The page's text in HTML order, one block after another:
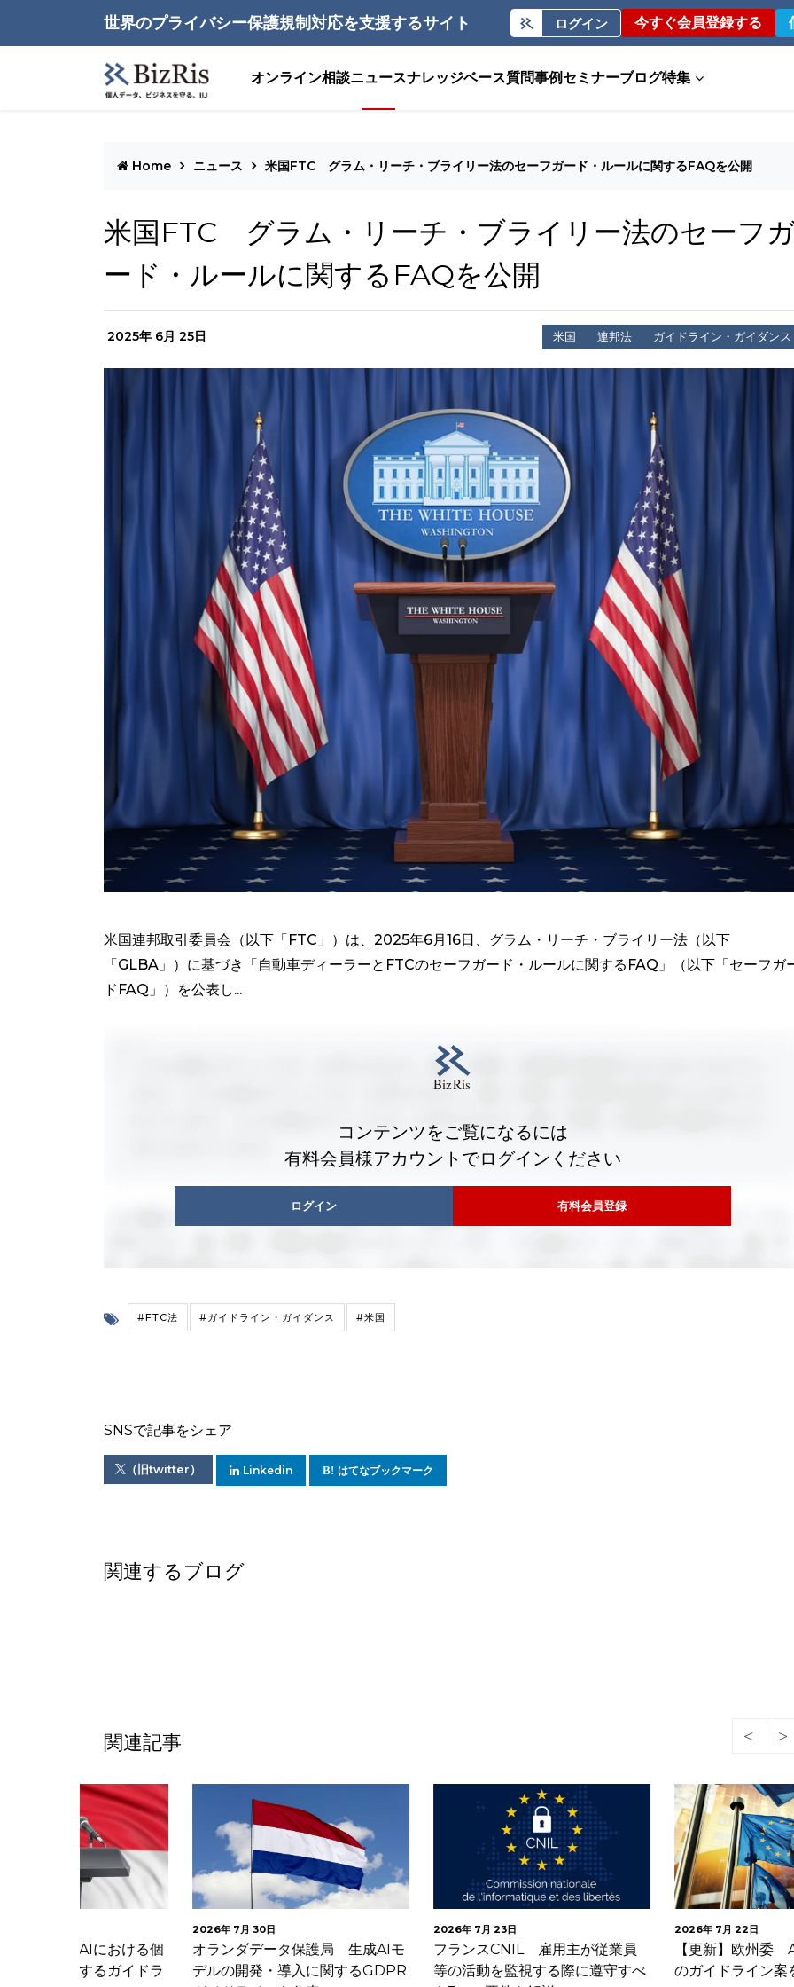
世界のプライバシー保護規制対応を支援するサイト ログイン 今すぐ会員登録する
オンライン相談ニュースナレッジベース質問事例 セミナーブログ特集
Home ニュース 米国FTC グラム・リーチ・ブライリー法のセーフガード・ルールに関するFAQを公開
米国FTC グラム・リーチ・ブライリー法のセーフ
ード・ルールに関するFAQを公開
2025年 6月 25日 米国 連邦法 ガイドライン・ガイダンス
米国連邦取引委員会（以下「FTC」）は、2025年6月16日、グラム・リーチ・ブライリー法（以下
「GLBA」）に基づき「自動車ディーラーとFTCのセーフガード・ルールに関するFAQ」（以下「セーフガ
ドFAQ」）を公表し...
コンテンツをご覧になるには
有料会員様アカウントでログインください
ログイン 有料会員登録
#FTC法 #ガイドライン・ガイダンス #米国
SNSで記事をシェア
（旧twitter） Linkedin はてなブックマーク
関連するブログ
関連記事
オランダデータ保護局 生成AIモ
デルの開発・導入に関するGDPR
フランスCNIL 雇用主が従業員
等の活動を監視する際に遵守すべ
【更新】欧州委 AI法透明性義
のガイドライン案を公開